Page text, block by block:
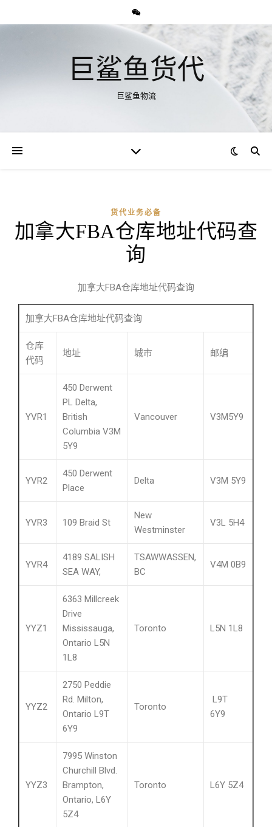
巨鲨鱼货代
巨鲨鱼物流
货代业务必备
加拿大FBA仓库地址代码查
询
加拿大FBA仓库地址代码查询
加拿大FBA仓库地址代码查询
仓库
代码
地址 城市 邮编
YVR1
450 Derwent
PL Delta,
British
Columbia V3M
5Y9
Vancouver V3M5Y9
YVR2
450 Derwent
Place
Delta V3M 5Y9
YVR3 109 Braid St
New
Westminster
V3L 5H4
YVR4
4189 SALISH
SEA WAY,
TSAWWASSEN,
BC
V4M 0B9
YYZ1
6363 Millcreek
Drive
Mississauga,
Ontario L5N
1L8
Toronto L5N 1L8
YYZ2
2750 Peddie
Rd. Milton,
Ontario L9T
6Y9
Toronto
L9T
6Y9
YYZ3
7995 Winston
Churchill Blvd.
Brampton,
Ontario, L6Y
5Z4
Toronto L6Y 5Z4